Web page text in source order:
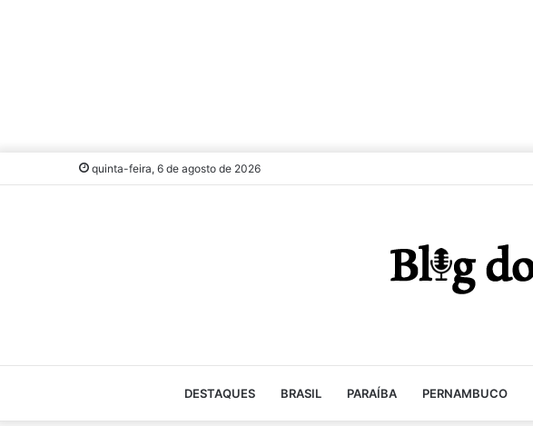
quinta-feira, 6 de agosto de 2026
DESTAQUES BRASIL PARAÍBA PERNAMBUCO